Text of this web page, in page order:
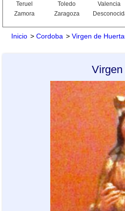
Teruel
Toledo Valencia
Zamora
Zaragoza
Inicio > Cordoba > Virgen de